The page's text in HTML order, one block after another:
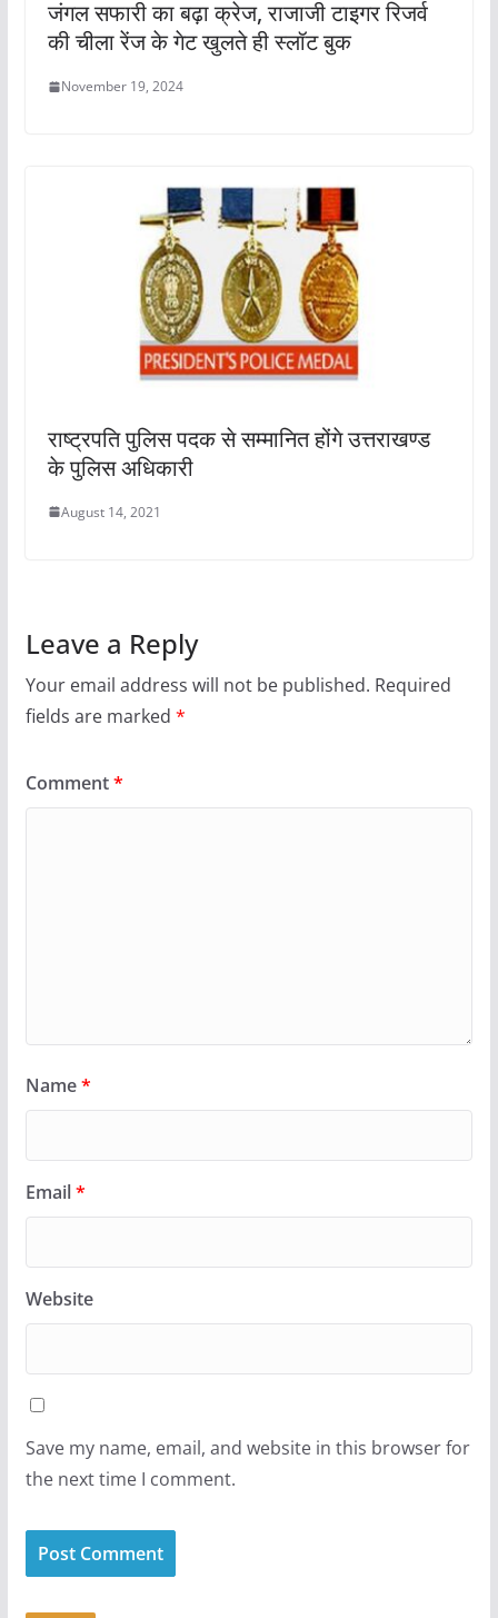
जंगल सफारी का बढ़ा क्रेज, राजाजी टाइगर रिजर्व
की चीला रेंज के गेट खुलते ही स्लॉट बुक
November 19, 2024
राष्ट्रपति पुलिस पदक से सम्मानित होंगे उत्तराखण्ड
के पुलिस अधिकारी
August 14, 2021
Leave a Reply
Your email address will not be published. Required
fields are marked *
Comment*
Name*
Email*
Website
Save my name, email, and website in this browser for
the next time I comment.